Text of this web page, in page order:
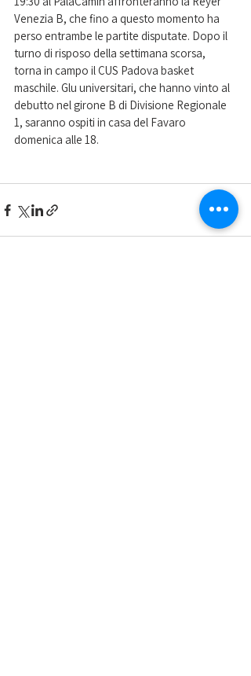
Venezia B, che fino a questo momento ha
perso entrambe le partite disputate. Dopo il
turno di risposo della settimana scorsa,
torna in campo il CUS Padova basket
maschile. Glu universitari, che hanno vinto al
debutto nel girone B di Divisione Regionale
1, saranno ospiti in casa del Favaro
domenica alle 18.